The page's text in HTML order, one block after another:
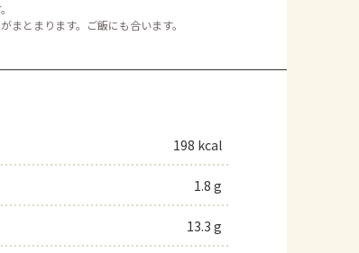
とまります。ご飯にも合います。
198 kcal
1.8 g
13.3 g